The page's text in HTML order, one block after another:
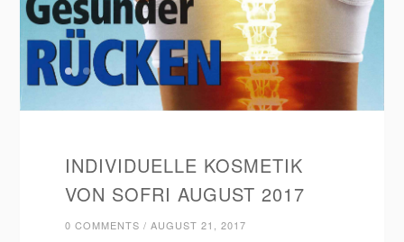
INDIVIDUELLE KOSMETIK
VON SOFRI AUGUST 2017
0 COMMENTS /AUGUST 21, 2017